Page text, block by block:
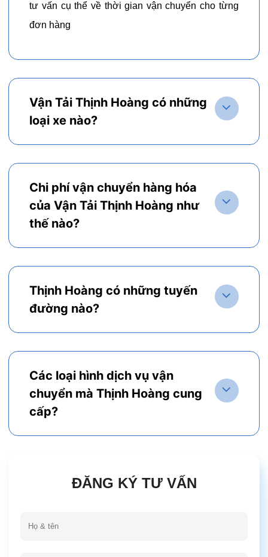
tư vấn cụ thể về thời gian vận chuyển cho từng
đơn hàng
Vận Tải Thịnh Hoàng có những
loại xe nào?
Chi phí vận chuyển hàng hóa
của Vận Tải Thịnh Hoàng như
thế nào?
Thịnh Hoàng có những tuyến
đường nào?
Các loại hình dịch vụ vận
chuyển mà Thịnh Hoàng cung
cấp?
ĐĂNG KÝ TƯ VẤN